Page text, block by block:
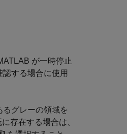
が一時停止
する場合に使用
グレーの領域を
存在する場合は、